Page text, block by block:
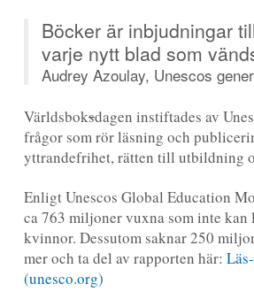
Böcker är inbjudningar
varje nytt blad som
Audrey Azoulay, Unescos
Världsboksdagen instiftades av
frågor som rör läsning och
yttrandefrihet, rätten till utbildning
Enligt Unescos Global Education
ca 763 miljoner vuxna som inte
kvinnor. Dessutom saknar 250
mer och ta del av rapporten här:
(unesco.org)